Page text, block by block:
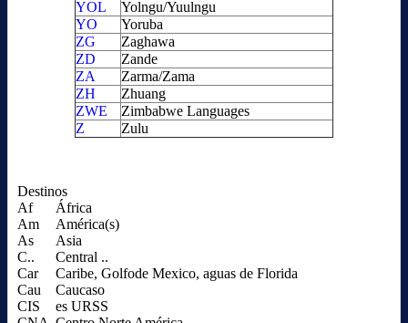
YOL
Yolngu/Yuulngu
YO
Yoruba
ZG
Zaghawa
ZD
Zande
ZA
Zarma/Zama
ZH
Zhuang
ZWE
Zimbabwe Languages
Z
Zulu
Destinos
Af
África
Am
América(s)
As
Asia
C..
Central ..
Car
Caribe, Golfode Mexico, aguas de Florida
Cau
Caucaso
CIS
es URSS